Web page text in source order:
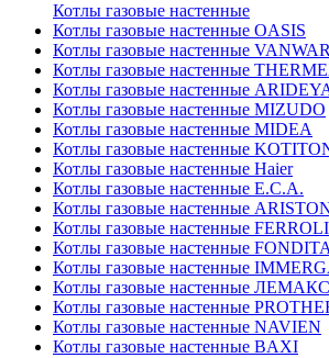
Котлы газовые настенные
Котлы газовые настенные OASIS
Котлы газовые настенные
Котлы газовые настенные
Котлы газовые настенные
Котлы газовые настенные MIZUDO
Котлы газовые настенные MIDEA
Котлы газовые настенные
Котлы газовые настенные Haier
Котлы газовые настенные E.C.A.
Котлы газовые настенные
Котлы газовые настенные FERROLI
Котлы газовые настенные
Котлы газовые настенные
Котлы газовые настенные ЛЕМАКС
Котлы газовые настенные
Котлы газовые настенные NAVIEN
Котлы газовые настенные BAXI